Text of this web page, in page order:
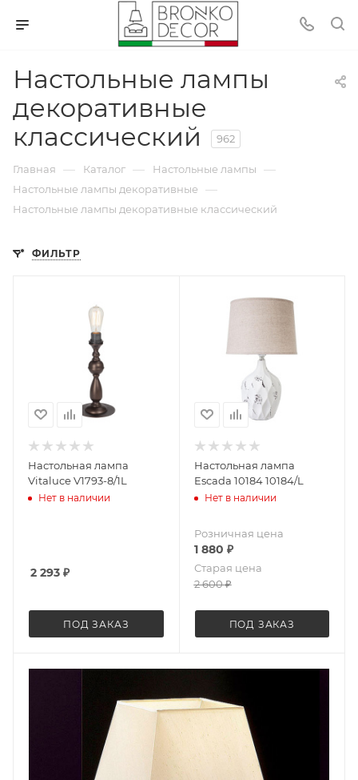
Настольные лампы
декоративные
классический
962
Главная — Каталог — Настольные лампы —
Настольные лампы декоративные —
Настольные лампы декоративные классический
ФИЛЬТР
Настольная лампа
Vitaluce V1793-8/1L
Нет в наличии
2 293 ₽
ПОД ЗАКАЗ
Настольная лампа
Escada 10184 10184/L
Нет в наличии
Розничная цена
1 880 ₽
Старая цена
2 600₽
ПОД ЗАКАЗ